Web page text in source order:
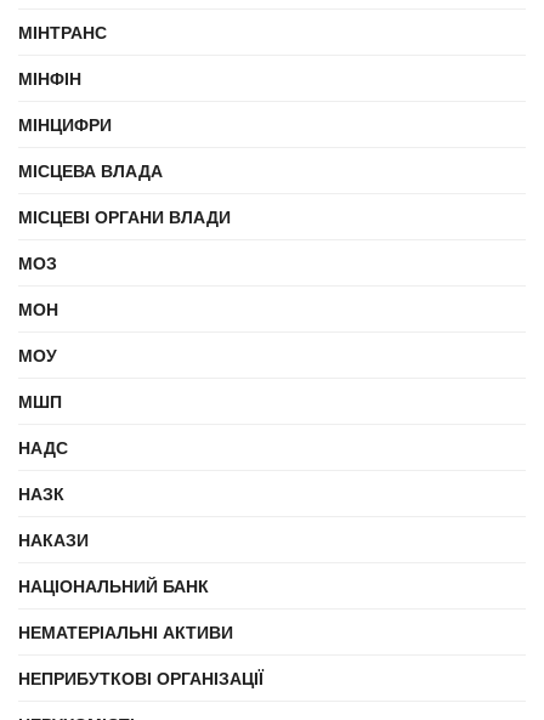
МІНТРАНС
МІНФІН
МІНЦИФРИ
МІСЦЕВА ВЛАДА
МІСЦЕВІ ОРГАНИ ВЛАДИ
МОЗ
МОН
МОУ
МШП
НАДС
НАЗК
НАКАЗИ
НАЦІОНАЛЬНИЙ БАНК
НЕМАТЕРІАЛЬНІ АКТИВИ
НЕПРИБУТКОВІ ОРГАНІЗАЦІЇ